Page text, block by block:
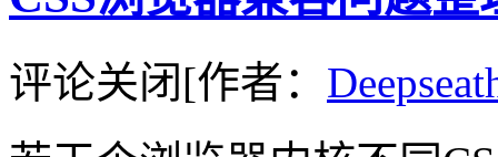
评论关闭[作者：